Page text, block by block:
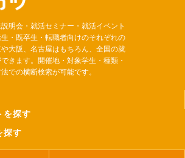
明会・就活セミナー・就活イベント
・既卒生・転職者向けのそれぞれの
大阪、名古屋はもちろん、全国の就
きます。開催地・対象学生・種類・
での横断検索が可能です。
を探す
探す